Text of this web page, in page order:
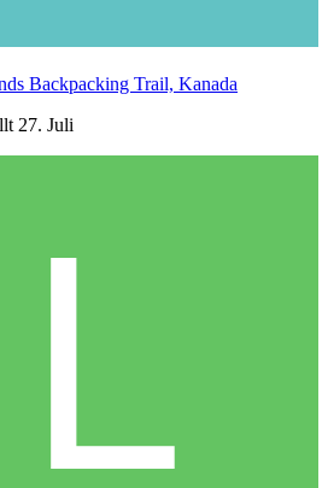
Backpacking Trail, Kanada
27. Juli